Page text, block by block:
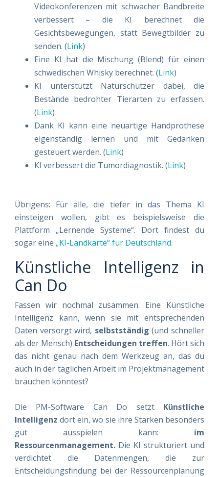
Videokonferenzen mit schwacher Bandbreite
verbessert – die KI berechnet die
Gesichtsbewegungen, statt Bewegtbilder zu
senden. (Link)
Eine KI hat die Mischung (Blend) für einen
schwedischen Whisky berechnet. (Link)
KI unterstützt Naturschützer dabei, die
Bestände bedrohter Tierarten zu erfassen.
(Link)
Dank KI kann eine neuartige Handprothese
eigenständig lernen und mit Gedanken
gesteuert werden. (Link)
KI verbessert die Tumordiagnostik. (Link)
Übrigens: Für alle, die tiefer in das Thema KI
einsteigen wollen, gibt es beispielsweise die
Plattform „Lernende Systeme“. Dort findest du
sogar eine „KI-Landkarte“ für Deutschland.
Künstliche Intelligenz in
Can Do
Fassen wir nochmal zusammen: Eine Künstliche
Intelligenz kann, wenn sie mit entsprechenden
Daten versorgt wird, selbstständig (und schneller
als der Mensch) Entscheidungen treffen. Hört sich
das nicht genau nach dem Werkzeug an, das du
auch in der täglichen Arbeit im Projektmanagement
brauchen könntest?
Die PM-Software Can Do setzt Künstliche
Intelligenz dort ein, wo sie ihre Stärken besonders
gut ausspielen kann: im
Ressourcenmanagement. Die KI strukturiert und
verdichtet die Datenmengen, die zur
Entscheidungsfindung bei der Ressourcenplanung